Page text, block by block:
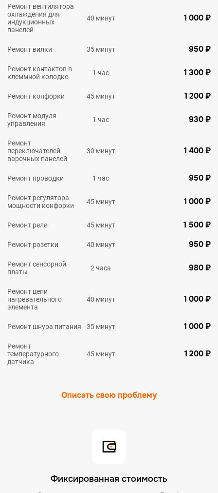
Ремонт вентилятора
охлаждения для
индукционных
панелей
40 минут 1 000 ₽
Ремонт вилки 35 минут 950 ₽
Ремонт контактов в
клеммной колодке
1 час 1 300 ₽
Ремонт конфорки 45 минут 1 200 ₽
Ремонт модуля
управления
1 час 930 ₽
Ремонт
переключателей
варочных панелей
30 минут 1 400 ₽
Ремонт проводки 1 час 950 ₽
Ремонт регулятора
мощности конфорки
45 минут 1 000 ₽
Ремонт реле 45 минут 1 500 ₽
Ремонт розетки 40 минут 950 ₽
Ремонт сенсорной
платы
2 часа 980 ₽
Ремонт цепи
нагревательного
элемента
40 минут 1 000 ₽
Ремонт шнура питания 35 минут 1 000 ₽
Ремонт
температурного
датчика
45 минут 1 200 ₽
Описать свою проблему
Фиксированная стоимость